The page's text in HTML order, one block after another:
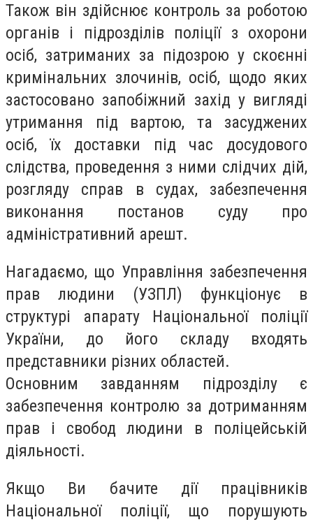
Також він здійснює контроль за роботою
органів і підрозділів поліції з охорони
осіб, затриманих за підозрою у скоєнні
кримінальних злочинів, осіб, щодо яких
застосовано запобіжний захід у вигляді
утримання під вартою, та засуджених
осіб, їх доставки під час досудового
слідства, проведення з ними слідчих дій,
розгляду справ в судах, забезпечення
виконання постанов суду про
адміністративний арешт.
Нагадаємо, що Управління забезпечення
прав людини (УЗПЛ) функціонує в
структурі апарату Національної поліції
України, до його складу входять
представники різних областей.
Основним завданням підрозділу є
забезпечення контролю за дотриманням
прав і свобод людини в поліцейській
діяльності.
Якщо Ви бачите дії працівників
Національної поліції, що порушують